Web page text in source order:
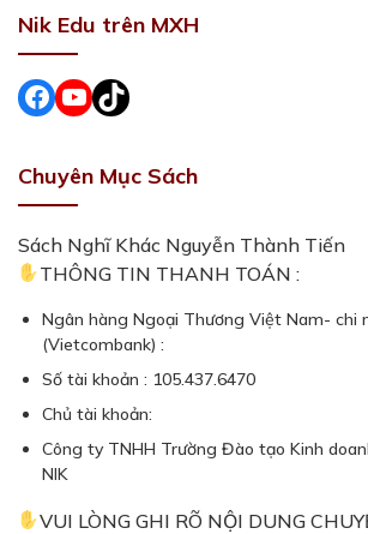
Nik Edu trên MXH
Facebook # #
Chuyên Mục Sách
Sách Nghĩ Khác Nguyễn Thành Tiến
THÔNG TIN THANH TOÁN :
Ngân hàng Ngoại Thương Việt Nam- chi
(Vietcombank) :
Số tài khoản : 105.437.6470
Chủ tài khoản:
Công ty TNHH Trường Đào tạo Kinh
NIK
VUI LÒNG GHI RÕ NỘI DUNG